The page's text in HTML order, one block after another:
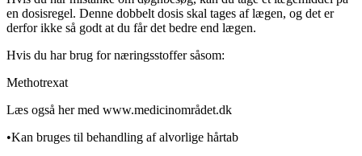
en dosisregel. Denne dobbelt dosis skal tages af lægen, og det er
derfor ikke så godt at du får det bedre end lægen.
Hvis du har brug for næringsstoffer såsom:
Methotrexat
Læs også hermed www.medicinområdet.dk
•Kan bruges til behandling af alvorlige hårtab